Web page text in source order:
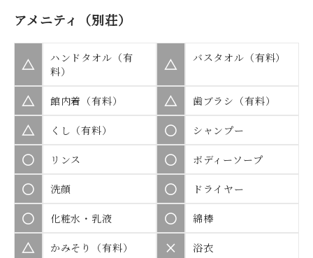
アメニティ（別荘）
△
ハンドタオル（有
料）
△ バスタオル（有料）
△ 館内着（有料） △ 歯ブラシ（有料）
△ くし（有料） ○ シャンプー
○ リンス ○ ボディーソープ
○ 洗顔 ○ ドライヤー
○ 化粧水・乳液 ○ 綿棒
△ かみそり（有料） × 浴衣